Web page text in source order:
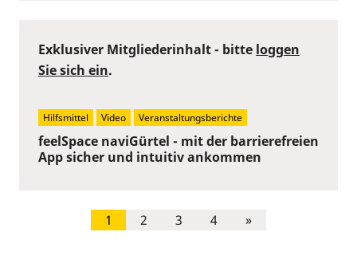
feelSpace naviGürtel - mit der barrierefreien
App sicher und intuitiv ankommen
Exklusiver Mitgliederinhalt - bitte loggen
Sie sich ein.
Hilfsmittel Video Veranstaltungsberichte
1 2 3 4 »